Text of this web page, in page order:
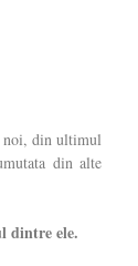
noi, din ultimul
din alte
dintre ele.